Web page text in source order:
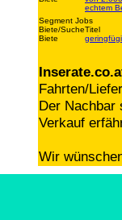
echtem
Segment Jobs
Biete/SucheTitel
Biete
Fahrten/
Der Nachbar
Verkauf
Wir